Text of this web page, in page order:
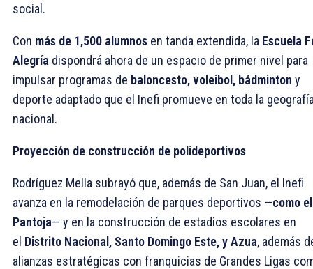
social.
Con más de 1,500 alumnos en tanda extendida, la Escuela
Alegría dispondrá ahora de un espacio de primer nivel para
impulsar programas de baloncesto, voleibol, bádminton y
deporte adaptado que el Inefi promueve en toda la
nacional.
Proyección de construcción de polideportivos
Rodríguez Mella subrayó que, además de San Juan, el Inefi
avanza en la remodelación de parques deportivos —como
Pantoja— y en la construcción de estadios escolares en
el Distrito Nacional, Santo Domingo Este, y Azua, además
alianzas estratégicas con franquicias de Grandes Ligas